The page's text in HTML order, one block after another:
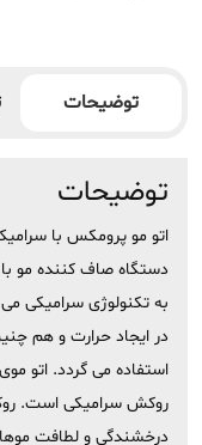
توضیحات
توضیحات
دستگاه صاف کننده مو
به تکنولوژی سرامیکی
در ایجاد حرارت و هم
روکش سرامیکی است.
درخشندگی و لطافت